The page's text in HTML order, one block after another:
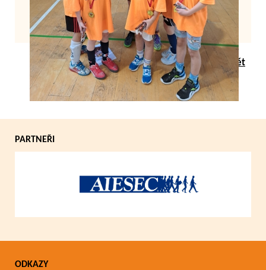
Zpět
PARTNEŘI
ODKAZY